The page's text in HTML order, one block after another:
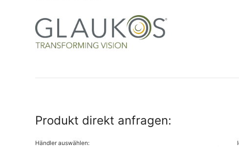
Produkt direkt anfragen:
Händler auswählen: